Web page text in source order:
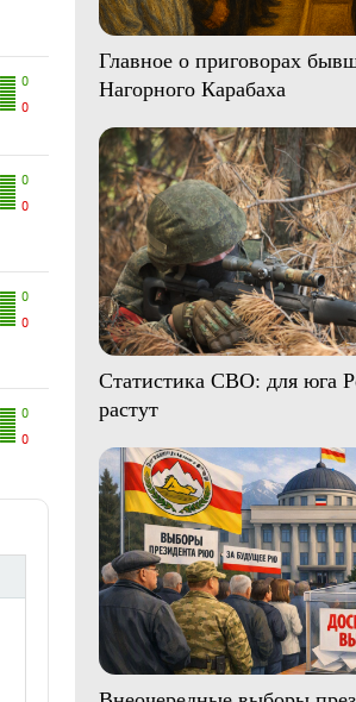
0
0
0
0
0
0
0
0
Главное о приговорах
Нагорного Карабаха
Статистика СВО: для юга
растут